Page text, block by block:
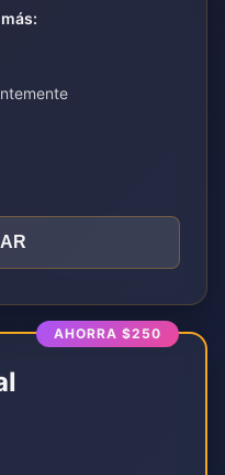
AHORRA $250